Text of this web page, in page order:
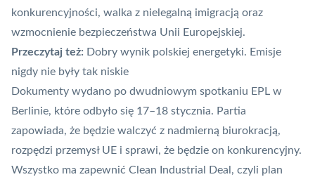
konkurencyjności, walka z nielegalną imigracją oraz
wzmocnienie bezpieczeństwa Unii Europejskiej.
Przeczytaj też: Dobry wynik polskiej energetyki. Emisje
nigdy nie były tak niskie
Dokumenty wydano po dwudniowym spotkaniu EPL w
Berlinie, które odbyło się 17–18 stycznia. Partia
zapowiada, że będzie walczyć z nadmierną biurokracją,
rozpędzi przemysł UE i sprawi, że będzie on konkurencyjny.
Wszystko ma zapewnić Clean Industrial Deal, czyli plan